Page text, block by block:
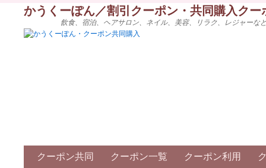
かうくーぽん／割引クーポン・共同購入ク
飲食、宿泊、ヘアサロン、ネイル、美容、リラク、レジャー
クーポン共同 クーポン一覧 クーポン利用